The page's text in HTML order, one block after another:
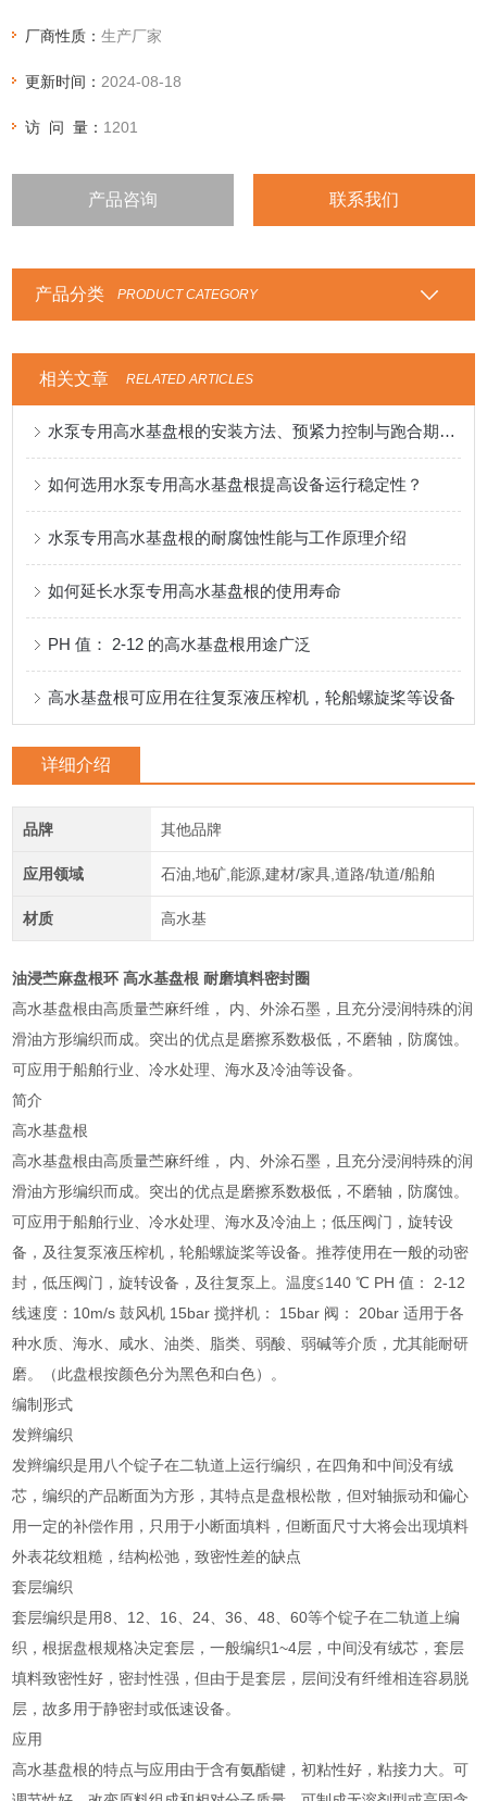
厂商性质：生产厂家
更新时间： 2024-08-18
访 问 量： 1201
产品咨询 联系我们
产品分类 PRODUCT CATEGORY
相关文章 RELATED ARTICLES
水泵专用高水基盘根的安装方法、预紧力控制与跑合期注意事项
如何选用水泵专用高水基盘根提高设备运行稳定性？
水泵专用高水基盘根的耐腐蚀性能与工作原理介绍
如何延长水泵专用高水基盘根的使用寿命
PH 值： 2-12 的高水基盘根用途广泛
高水基盘根可应用在往复泵液压榨机，轮船螺旋桨等设备
详细介绍
品牌 其他品牌
应用领域 石油,地矿,能源,建材/家具,道路/轨道/船舶
材质 高水基
油浸苎麻盘根环 高水基盘根 耐磨填料密封圈
高水基盘根由高质量苎麻纤维， 内、外涂石墨，且充分浸润特殊的润
滑油方形编织而成。突出的优点是磨擦系数极低，不磨轴，防腐蚀。
可应用于船舶行业、冷水处理、海水及冷油等设备。
简介
高水基盘根
高水基盘根由高质量苎麻纤维， 内、外涂石墨，且充分浸润特殊的润
滑油方形编织而成。突出的优点是磨擦系数极低，不磨轴，防腐蚀。
可应用于船舶行业、冷水处理、海水及冷油上；低压阀门，旋转设
备，及往复泵液压榨机，轮船螺旋桨等设备。推荐使用在一般的动密
封，低压阀门，旋转设备，及往复泵上。温度≦140 ℃ PH 值： 2-12
线速度：10m/s 鼓风机 15bar 搅拌机： 15bar 阀： 20bar 适用于各
种水质、海水、咸水、油类、脂类、弱酸、弱碱等介质，尤其能耐研
磨。（此盘根按颜色分为黑色和白色）。
编制形式
发辫编织
发辫编织是用八个锭子在二轨道上运行编织，在四角和中间没有绒
芯，编织的产品断面为方形，其特点是盘根松散，但对轴振动和偏心
用一定的补偿作用，只用于小断面填料，但断面尺寸大将会出现填料
外表花纹粗糙，结构松弛，致密性差的缺点
套层编织
套层编织是用8、12、16、24、36、48、60等个锭子在二轨道上编
织，根据盘根规格决定套层，一般编织1~4层，中间没有绒芯，套层
填料致密性好，密封性强，但由于是套层，层间没有纤维相连容易脱
层，故多用于静密封或低速设备。
应用
高水基盘根的特点与应用由于含有氨酯键，初粘性好，粘接力大。可